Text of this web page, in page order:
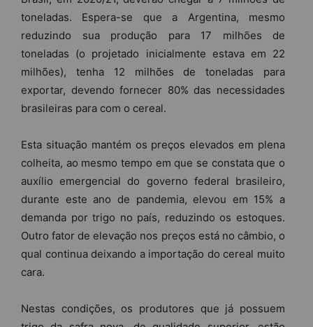
toneladas. Espera-se que a Argentina, mesmo
reduzindo sua produção para 17 milhões de
toneladas (o projetado inicialmente estava em 22
milhões), tenha 12 milhões de toneladas para
exportar, devendo fornecer 80% das necessidades
brasileiras para com o cereal.
Esta situação mantém os preços elevados em plena
colheita, ao mesmo tempo em que se constata que o
auxílio emergencial do governo federal brasileiro,
durante este ano de pandemia, elevou em 15% a
demanda por trigo no país, reduzindo os estoques.
Outro fator de elevação nos preços está no câmbio, o
qual continua deixando a importação do cereal muito
cara.
Nestas condições, os produtores que já possuem